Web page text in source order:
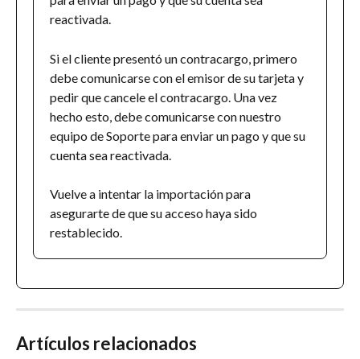
reactivada.
Si el cliente presentó un contracargo, primero
debe comunicarse con el emisor de su tarjeta y
pedir que cancele el contracargo. Una vez
hecho esto, debe comunicarse con nuestro
equipo de Soporte para enviar un pago y que su
cuenta sea reactivada.
Vuelve a intentar la importación para
asegurarte de que su acceso haya sido
restablecido.
Artículos relacionados